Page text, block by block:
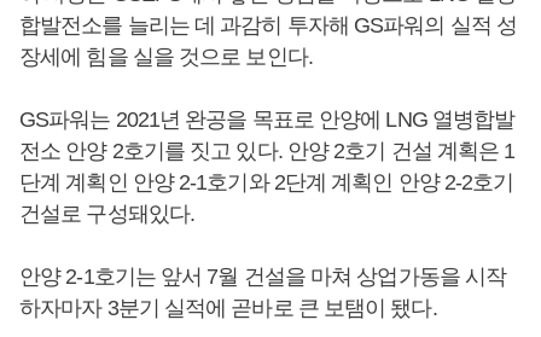
합발전소를 늘리는 데 과감히 투자해 GS파워의 실적 성
장세에 힘을 실을 것으로 보인다.
GS파워는 2021년 완공을 목표로 안양에 LNG 열병합발
전소 안양 2호기를 짓고 있다. 안양 2호기 건설 계획은 1
단계 계획인 안양 2-1호기와 2단계 계획인 안양 2-2호기
건설로 구성돼있다.
안양 2-1호기는 앞서 7월 건설을 마쳐 상업가동을 시작
하자마자 3분기 실적에 곧바로 큰 보탬이 됐다.